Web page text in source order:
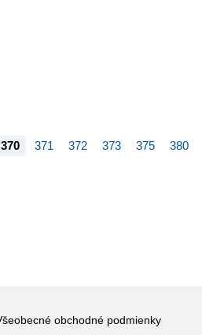
370 371 372 373 375 380
obchodné podmienky